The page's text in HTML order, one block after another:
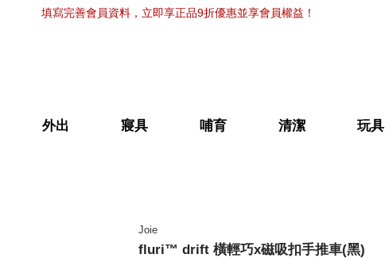
填寫完善會員資料，立即享正品9折優惠並享會員權益！
外出 寢具 哺育 清潔 玩具
Joie
fluri™ drift 橫輕巧x磁吸扣手推車(黑)